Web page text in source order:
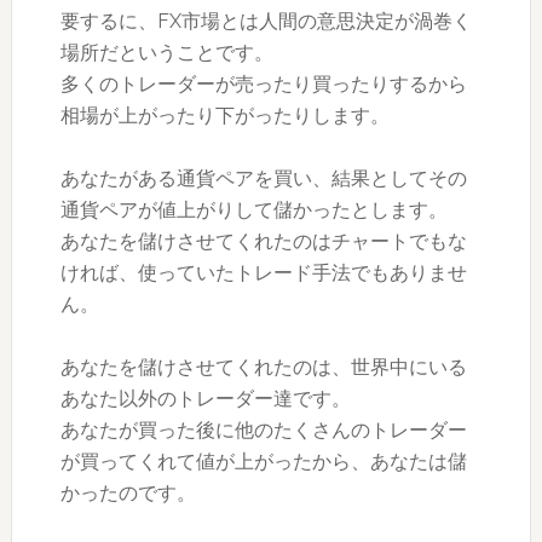
要するに、FX市場とは人間の意思決定が渦巻く
場所だということです。
多くのトレーダーが売ったり買ったりするから
相場が上がったり下がったりします。
あなたがある通貨ペアを買い、結果としてその
通貨ペアが値上がりして儲かったとします。
あなたを儲けさせてくれたのはチャートでもな
ければ、使っていたトレード手法でもありませ
ん。
あなたを儲けさせてくれたのは、世界中にいる
あなた以外のトレーダー達です。
あなたが買った後に他のたくさんのトレーダー
が買ってくれて値が上がったから、あなたは儲
かったのです。